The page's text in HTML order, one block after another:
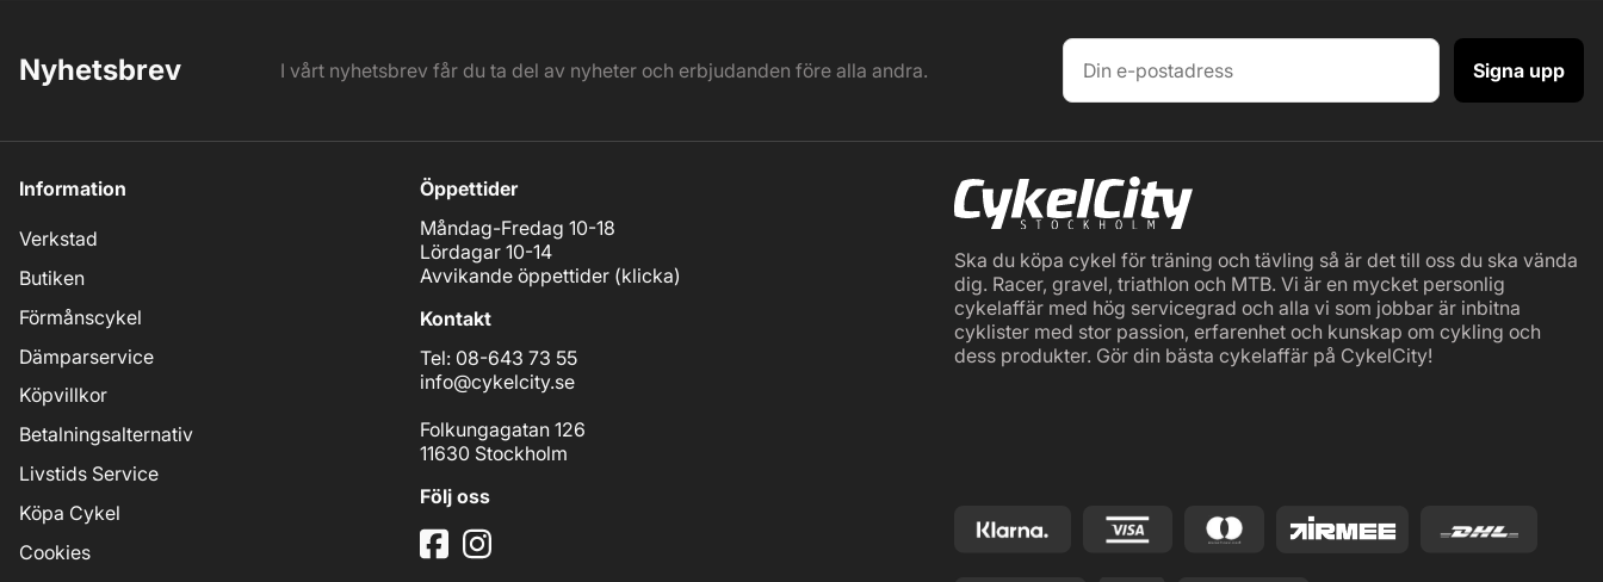
Nyhetsbrev I vårt nyhetsbrev får du ta del av nyheter och erbjudanden före alla andra. Signa upp
Information
Verkstad
Butiken
Förmånscykel
Dämparservice
Köpvillkor
Betalningsalternativ
Livstids Service
Köpa Cykel
Cookies
Öppettider
Måndag-Fredag 10-18
Lördagar 10-14
Avvikande öppettider (klicka)
Kontakt
Tel: 08-643 73 55
info@cykelcity.se
Folkungagatan 126
11630 Stockholm
Följ oss
Ska du köpa cykel för träning och tävling så är det till oss du ska vända
dig. Racer, gravel, triathlon och MTB. Vi är en mycket personlig
cykelaffär med hög servicegrad och alla vi som jobbar är inbitna
cyklister med stor passion, erfarenhet och kunskap om cykling och
dess produkter. Gör din bästa cykelaffär på CykelCity!